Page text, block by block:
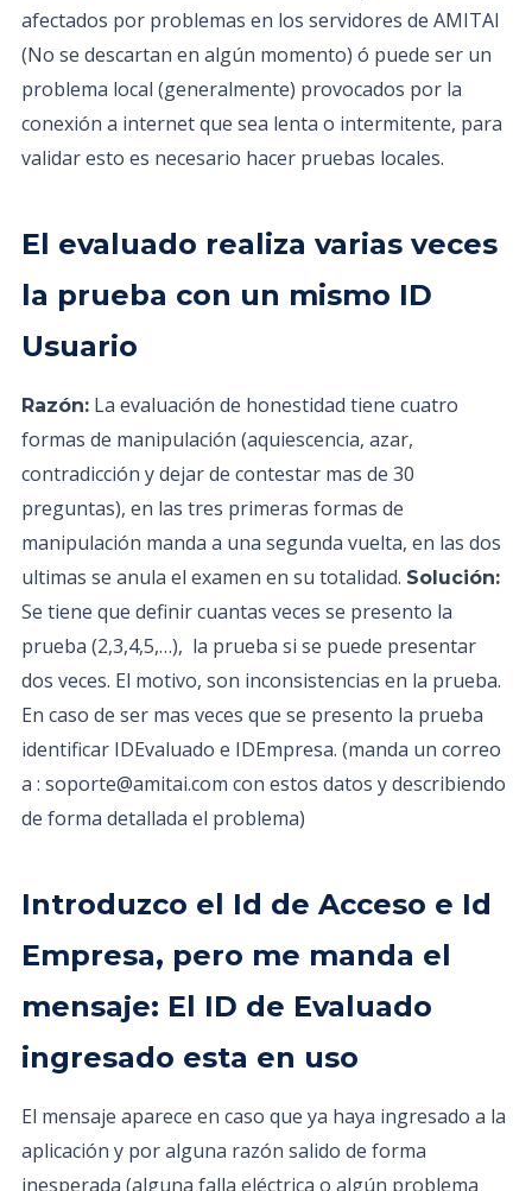
afectados por problemas en los servidores de AMITAI
(No se descartan en algún momento) ó puede ser un
problema local (generalmente) provocados por la
conexión a internet que sea lenta o intermitente, para
validar esto es necesario hacer pruebas locales.
El evaluado realiza varias veces
la prueba con un mismo ID
Usuario
Razón: La evaluación de honestidad tiene cuatro
formas de manipulación (aquiescencia, azar,
contradicción y dejar de contestar mas de 30
preguntas), en las tres primeras formas de
manipulación manda a una segunda vuelta, en las dos
ultimas se anula el examen en su totalidad. Solución:
Se tiene que definir cuantas veces se presento la
prueba (2,3,4,5,…), la prueba si se puede presentar
dos veces. El motivo, son inconsistencias en la prueba.
En caso de ser mas veces que se presento la prueba
identificar IDEvaluado e IDEmpresa. (manda un correo
a : soporte@amitai.com con estos datos y describiendo
de forma detallada el problema)
Introduzco el Id de Acceso e Id
Empresa, pero me manda el
mensaje: El ID de Evaluado
ingresado esta en uso
El mensaje aparece en caso que ya haya ingresado a la
aplicación y por alguna razón salido de forma
inesperada (alguna falla eléctrica o algún problema